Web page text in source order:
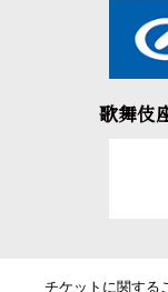
歌舞伎
チケットに関する